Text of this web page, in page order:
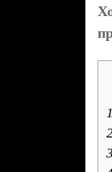
1
2
3